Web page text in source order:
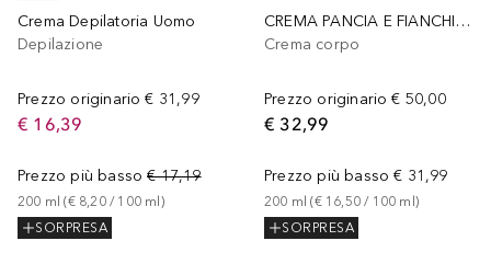
Crema Depilatoria Uomo
Depilazione
Prezzo originario € 31,99
€ 16,39
Prezzo più basso € 17,19
200 ml (€ 8,20 / 100 ml)
SORPRESA
CREMA PANCIA E FIANCHI RASSODANTE RIMODELLANTE
Crema corpo
Prezzo originario € 50,00
€ 32,99
Prezzo più basso € 31,99
200 ml (€ 16,50 / 100 ml)
SORPRESA